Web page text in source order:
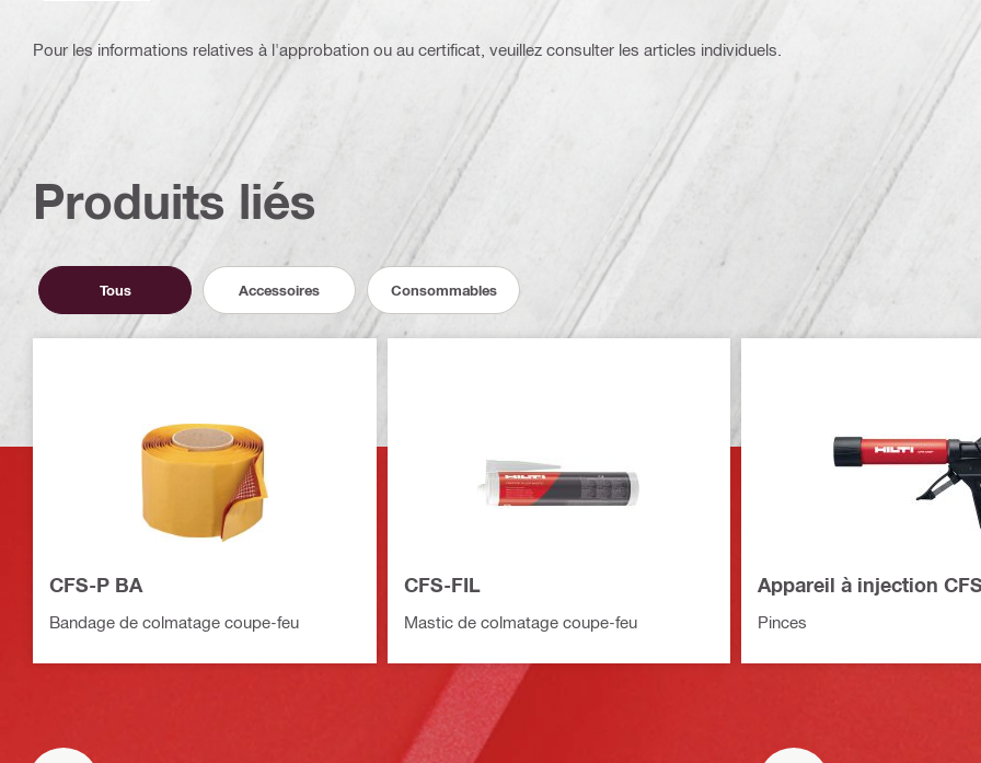
Pour les informations relatives à l'approbation ou au certificat, veuillez consulter les articles individuels.
Produits liés
Tous Accessoires Consommables
CFS-P BA
Bandage de colmatage coupe-feu
CFS-FIL
Mastic de colmatage coupe-feu
Appareil à injection
Pinces